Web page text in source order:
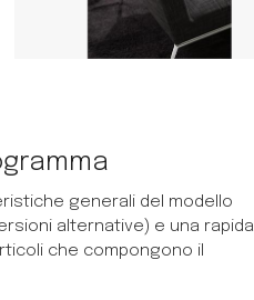
generali del modello
alternative) e una rapida
che compongono il